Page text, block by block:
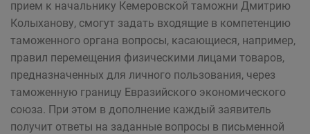
прием к начальнику Кемеровской таможни Дмитрию
Колыханову, смогут задать входящие в компетенцию
таможенного органа вопросы, касающиеся, например,
правил перемещения физическими лицами товаров,
предназначенных для личного пользования, через
таможенную границу Евразийского экономического
союза. При этом в дополнение каждый заявитель
получит ответы на заданные вопросы в письменной